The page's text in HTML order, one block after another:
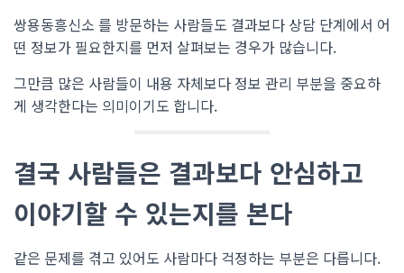
쌍용동흥신소 를 방문하는 사람들도 결과보다 상담 단계에서 어
떤 정보가 필요한지를 먼저 살펴보는 경우가 많습니다.
그만큼 많은 사람들이 내용 자체보다 정보 관리 부분을 중요하
게 생각한다는 의미이기도 합니다.
결국 사람들은 결과보다 안심하고
이야기할 수 있는지를 본다
같은 문제를 겪고 있어도 사람마다 걱정하는 부분은 다릅니다.